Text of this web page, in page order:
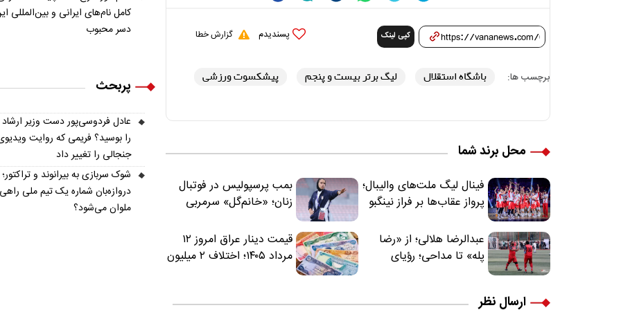
کپی لینک پسندیدم گزارش خطا
برچسب ها: باشگاه استقلال لیگ برتر بیست و پنجم پیشکسوت ورزشی
محل برند شما
فینال لیگ ملت‌های والیبال؛
پرواز عقاب‌ها بر فراز نینگبو
بمب پرسپولیس در فوتبال
زنان؛ «خانم‌گل» سرمربی
عبدالرضا هلالی؛ از «رضا
پله» تا مداحی؛ رؤیای
قیمت دینار عراق امروز ۱۲
مرداد ۱۴۰۵؛ اختلاف ۲ میلیون
ارسال نظر
کامل نام‌های ایرانی و بین‌المللی
دسر محبوب
پربحث
عادل فردوسی‌پور دست وزیر ارشاد
را بوسید؟ فریمی که روایت
جنجالی را تغییر داد
شوک سربازی به بیرانوند و تراکتور؛
دروازه‌بان شماره یک تیم ملی راهی
ملوان می‌شود؟